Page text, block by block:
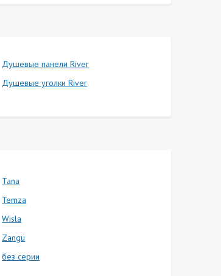
Душевые панели River
Душевые уголки River
Tana
Temza
Wisla
Zangu
без серии